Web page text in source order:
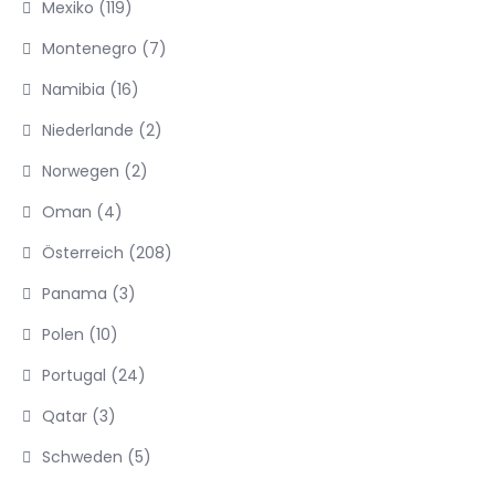
Mexiko (119)
Montenegro (7)
Namibia (16)
Niederlande (2)
Norwegen (2)
Oman (4)
Österreich (208)
Panama (3)
Polen (10)
Portugal (24)
Qatar (3)
Schweden (5)